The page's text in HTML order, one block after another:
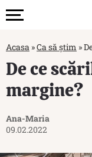
Acasa »Ca să știm »
De ce
margine?
Ana-Maria
09.02.2022